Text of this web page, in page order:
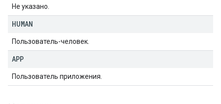
Не указано.
HUMAN
Пользователь-человек.
APP
Пользователь приложения.